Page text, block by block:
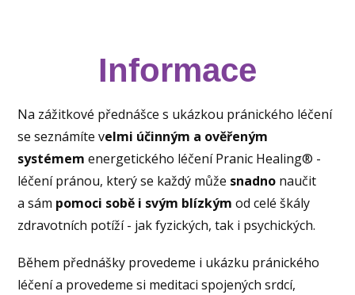
Informace
Na zážitkové přednášce s ukázkou pránického léčení
se seznámíte velmi účinným a ověřeným
systémem energetického léčení Pranic Healing® -
léčení pránou, který se každý může snadno naučit
a sám pomoci sobě i svým blízkým od celé škály
zdravotních potíží - jak fyzických, tak i psychických.
Během přednášky provedeme i ukázku pránického
léčení a provedeme si meditaci spojených srdcí,